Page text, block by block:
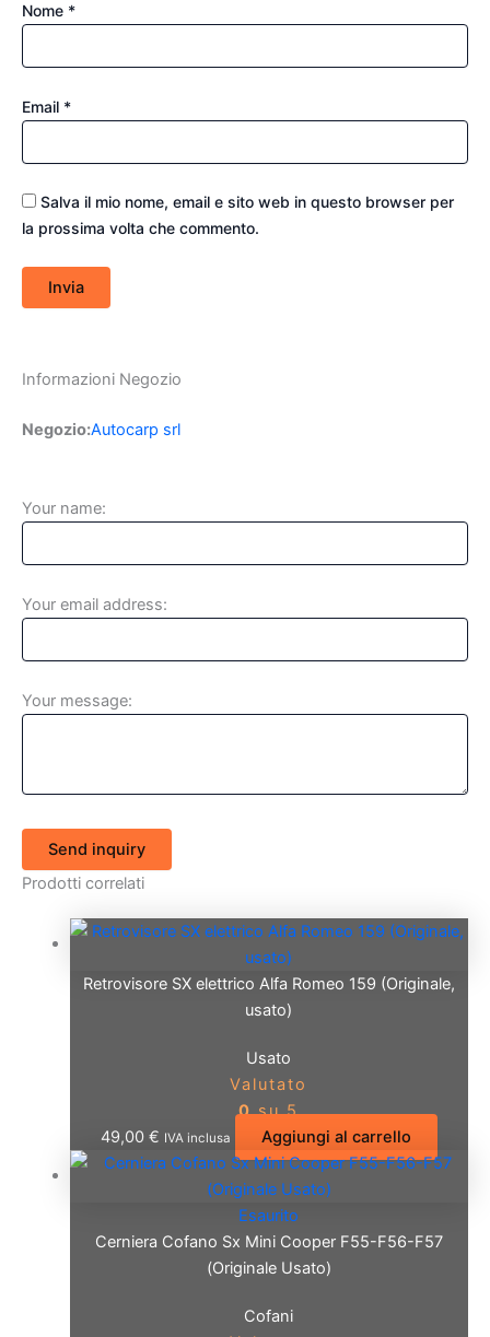
Nome *
Email *
Salva il mio nome, email e sito web in questo browser per
la prossima volta che commento.
Informazioni Negozio
Negozio:Autocarp srl
Your name:
Your email address:
Your message:
Send inquiry
Prodotti correlati
Retrovisore SX elettrico Alfa Romeo 159 (Originale,
usato)
Usato
Valutato
0su 5
49,00 € IVA inclusa Aggiungi al carrello
Esaurito
Cerniera Cofano Sx Mini Cooper F55-F56-F57
(Originale Usato)
Cofani